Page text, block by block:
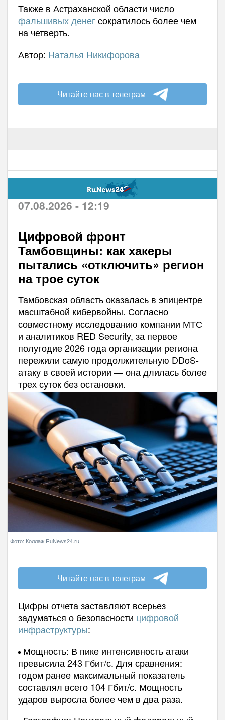
Также в Астраханской области число
фальшивых денег сократилось более чем
на четверть.
Автор: Наталья Никифорова
Читайте нас в телеграм
07.08.2026 - 12:19
Цифровой фронт
Тамбовщины: как хакеры
пытались «отключить» регион
на трое суток
Тамбовская область оказалась в эпицентре
масштабной кибервойны. Согласно
совместному исследованию компании МТС
и аналитиков RED Security, за первое
полугодие 2026 года организации региона
пережили самую продолжительную DDoS-
атаку в своей истории — она длилась более
трех суток без остановки.
Фото: Коллаж RuNews24.ru
Читайте нас в телеграм
Цифры отчета заставляют всерьез
задуматься о безопасности цифровой
инфраструктуры:
Мощность: В пике интенсивность атаки
превысила 243 Гбит/с. Для сравнения:
годом ранее максимальный показатель
составлял всего 104 Гбит/с. Мощность
ударов выросла более чем в два раза.